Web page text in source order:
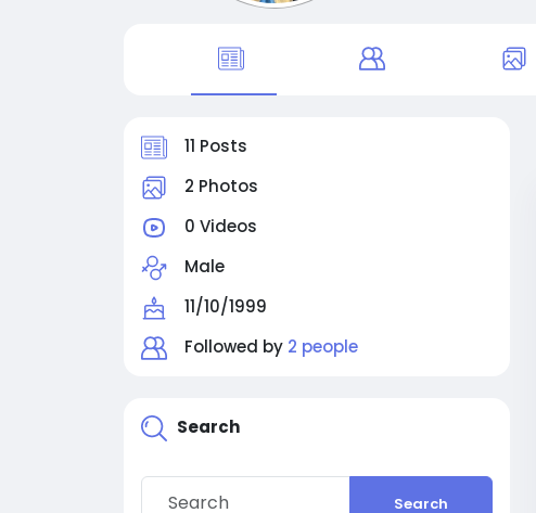
11 Posts
2 Photos
0 Videos
Male
11/10/1999
Followed by 2 people
Search
Search